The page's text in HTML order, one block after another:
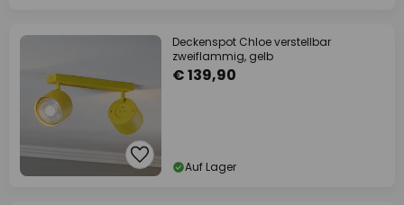
Deckenspot Chloe verstellbar
zweiflammig, gelb
€ 139,90
Auf Lager